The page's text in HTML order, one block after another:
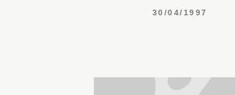
30/04/1997